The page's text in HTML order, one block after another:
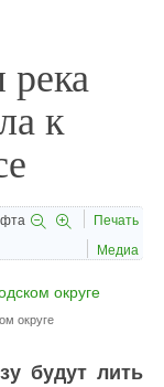
к
Печать
Медиа
округе
будут лить